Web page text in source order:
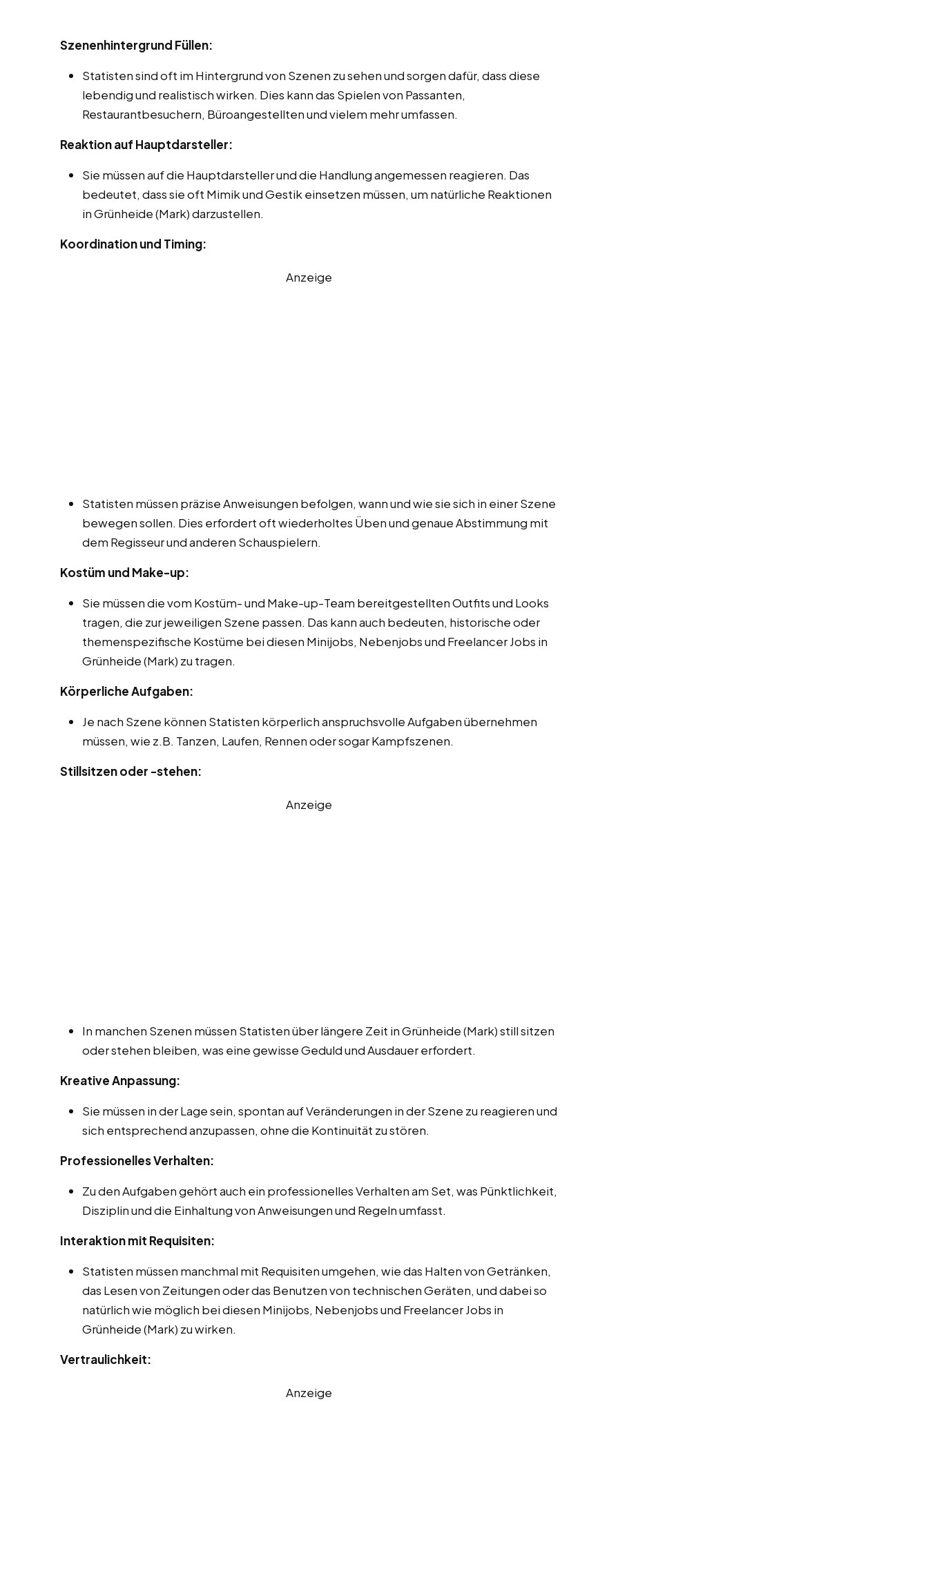
Szenenhintergrund Füllen:
Statisten sind oft im Hintergrund von Szenen zu sehen und sorgen dafür, dass diese
lebendig und realistisch wirken. Dies kann das Spielen von Passanten,
Restaurantbesuchern, Büroangestellten und vielem mehr umfassen.
Reaktion auf Hauptdarsteller:
Sie müssen auf die Hauptdarsteller und die Handlung angemessen reagieren. Das
bedeutet, dass sie oft Mimik und Gestik einsetzen müssen, um natürliche Reaktionen
in Grünheide (Mark) darzustellen.
Koordination und Timing:
Anzeige
Statisten müssen präzise Anweisungen befolgen, wann und wie sie sich in einer Szene
bewegen sollen. Dies erfordert oft wiederholtes Üben und genaue Abstimmung mit
dem Regisseur und anderen Schauspielern.
Kostüm und Make-up:
Sie müssen die vom Kostüm- und Make-up-Team bereitgestellten Outfits und Looks
tragen, die zur jeweiligen Szene passen. Das kann auch bedeuten, historische oder
themenspezifische Kostüme bei diesen Minijobs, Nebenjobs und Freelancer Jobs in
Grünheide (Mark) zu tragen.
Körperliche Aufgaben:
Je nach Szene können Statisten körperlich anspruchsvolle Aufgaben übernehmen
müssen, wie z.B. Tanzen, Laufen, Rennen oder sogar Kampfszenen.
Stillsitzen oder -stehen:
Anzeige
In manchen Szenen müssen Statisten über längere Zeit in Grünheide (Mark) still sitzen
oder stehen bleiben, was eine gewisse Geduld und Ausdauer erfordert.
Kreative Anpassung:
Sie müssen in der Lage sein, spontan auf Veränderungen in der Szene zu reagieren und
sich entsprechend anzupassen, ohne die Kontinuität zu stören.
Professionelles Verhalten:
Zu den Aufgaben gehört auch ein professionelles Verhalten am Set, was Pünktlichkeit,
Disziplin und die Einhaltung von Anweisungen und Regeln umfasst.
Interaktion mit Requisiten:
Statisten müssen manchmal mit Requisiten umgehen, wie das Halten von Getränken,
das Lesen von Zeitungen oder das Benutzen von technischen Geräten, und dabei so
natürlich wie möglich bei diesen Minijobs, Nebenjobs und Freelancer Jobs in
Grünheide (Mark) zu wirken.
Vertraulichkeit:
Anzeige